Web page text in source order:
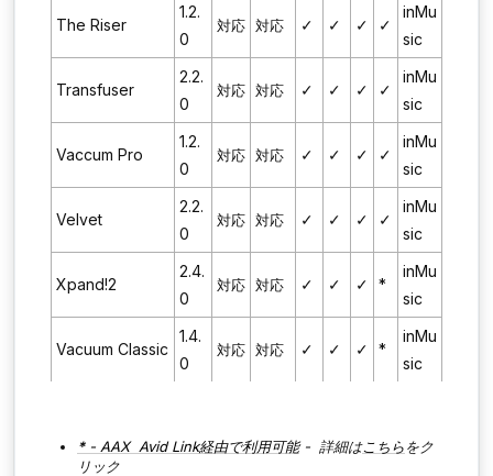
The Riser
1.2.
0
対応 対応 ✓ ✓ ✓ ✓
inMu
sic
Transfuser
2.2.
0
対応 対応 ✓ ✓ ✓ ✓
inMu
sic
Vaccum Pro
1.2.
0
対応 対応 ✓ ✓ ✓ ✓
inMu
sic
Velvet
2.2.
0
対応 対応 ✓ ✓ ✓ ✓
inMu
sic
Xpand!2
2.4.
0
対応 対応 ✓ ✓ ✓ *
inMu
sic
Vacuum Classic
1.4.
0
対応 対応 ✓ ✓ ✓ *
inMu
sic
*- AAX Avid Link経由で利用可能 - 詳細はこちらをク
リック